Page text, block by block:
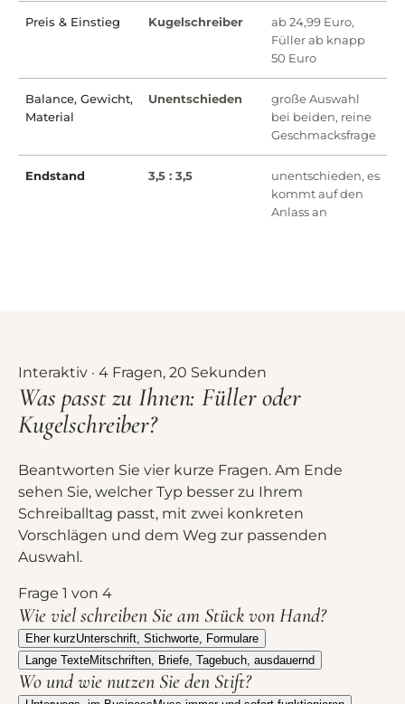
Preis & Einstieg Kugelschreiber
ab 24,99 Euro,
Füller ab knapp
50 Euro
Balance, Gewicht,
Material
Unentschieden
große Auswahl
bei beiden, reine
Geschmacksfrage
Endstand 3,5 : 3,5
unentschieden, es
kommt auf den
Anlass an
Interaktiv · 4 Fragen, 20 Sekunden
Was passt zu Ihnen: Füller oder
Kugelschreiber?
Beantworten Sie vier kurze Fragen. Am Ende
sehen Sie, welcher Typ besser zu Ihrem
Schreiballtag passt, mit zwei konkreten
Vorschlägen und dem Weg zur passenden
Auswahl.
Frage 1 von 4
Wie viel schreiben Sie am Stück von Hand?
Eher kurzUnterschrift, Stichworte, Formulare
Lange TexteMitschriften, Briefe, Tagebuch, ausdauernd
Wo und wie nutzen Sie den Stift?